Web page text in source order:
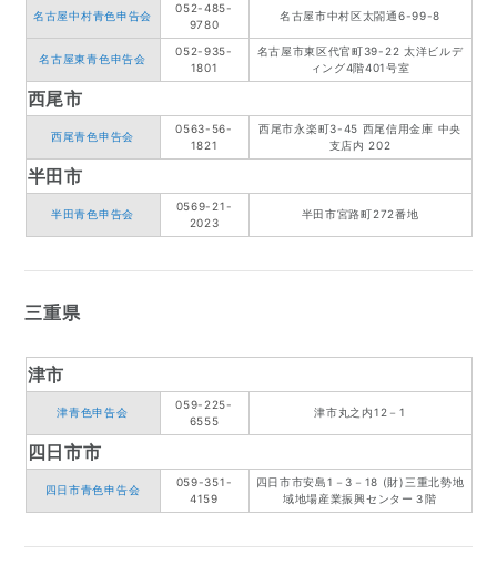
名古屋中村青色申告会
052-485-
9780
名古屋市中村区太閤通6-99-8
名古屋東青色申告会
052-935-
1801
名古屋市東区代官町39-22 太洋ビルデ
ィング4階401号室
西尾市
西尾青色申告会
0563-56-
1821
西尾市永楽町3-45 西尾信用金庫 中央
支店内 202
半田市
半田青色申告会
0569-21-
2023
半田市宮路町272番地
三重県
津市
津青色申告会
059-225-
6555
津市丸之内12－1
四日市市
四日市青色申告会
059-351-
4159
四日市市安島1－3－18 (財)三重北勢地
域地場産業振興センター３階